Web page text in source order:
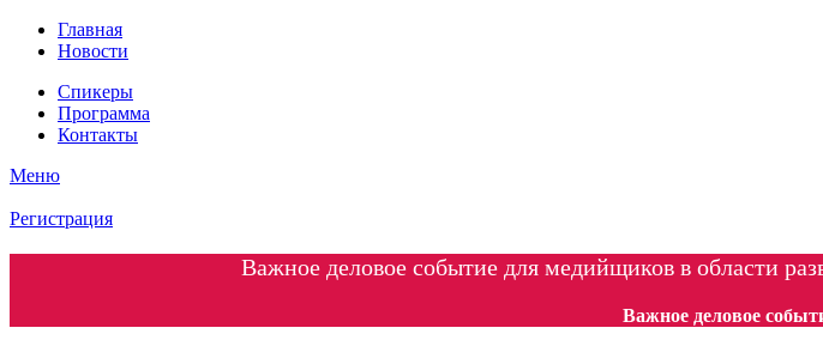
Главная
Новости
Спикеры
Программа
Контакты
Меню
Регистрация
Важное деловое событие для медийщиков в области
Важное деловое